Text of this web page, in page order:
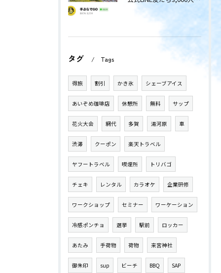
タグ Tags
得旅 割引 かき氷 シェーブアイス
あいぞめ珈琲店 休憩所 無料 サップ
花火大会 網代 多賀 湯河原 車
渋滞 クーポン 楽天トラベル
ヤフートラベル 喫煙所 トリバゴ
チェキ レンタル カラオケ 企業研修
ワークショップ セミナー ワーケーション
冷感ポンチョ 選挙 駅前 ロッカー
あたみ 手荷物 荷物 来宮神社
御朱印 sup ビーチ BBQ SAP